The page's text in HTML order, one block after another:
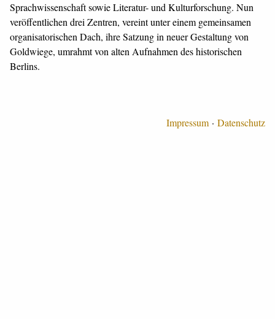
Sprachwissenschaft sowie Literatur- und Kulturforschung. Nun
veröffentlichen drei Zentren, vereint unter einem gemeinsamen
organisatorischen Dach, ihre Satzung in neuer Gestaltung von
Goldwiege, umrahmt von alten Aufnahmen des historischen
Berlins.
Impressum Datenschutz